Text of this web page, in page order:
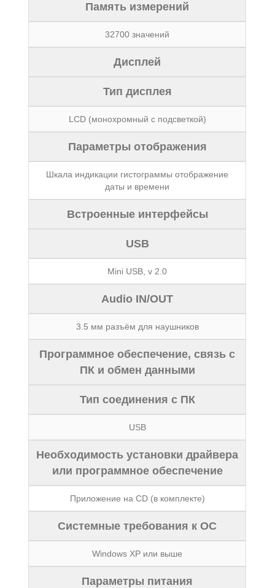
Память измерений
32700 значений
Дисплей
Тип дисплея
LCD (монохромный с подсветкой)
Параметры отображения
Шкала индикации гистограммы отображение
даты и времени
Встроенные интерфейсы
USB
Mini USB, v 2.0
Audio IN/OUT
3.5 мм разъём для наушников
Программное обеспечение, связь с
ПК и обмен данными
Тип соединения с ПК
USB
Необходимость установки драйвера
или программное обеспечение
Приложение на CD (в комплекте)
Системные требования к ОС
Windows XP или выше
Параметры питания